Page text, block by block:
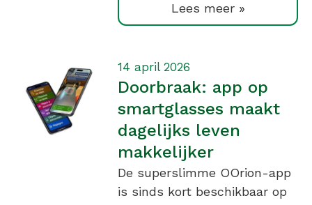
Lees meer »
Doorbraak: app op
smartglasses maakt
dagelijks leven
makkelijker
14 april 2026
De superslimme OOrion-app
is sinds kort beschikbaar op